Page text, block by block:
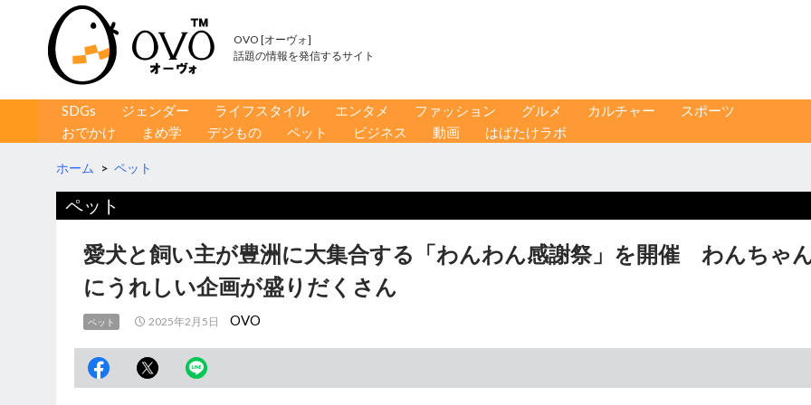
OVO [オーヴォ]
話題の情報を発信するサイト
コンテンツへ移動
SDGs ジェンダー ライフスタイル エンタメ ファッション グルメ カルチャー
スポーツ
おでかけ
まめ学 デジもの ペット ビジネス 動画 はばたけラボ
ホーム > ペット
ペット
愛犬と飼い主が豊洲に大集合する「わんわん感謝祭」を開催 わんちゃ
にうれしい企画が盛りだくさん
ペット 2025年2月5日 OVO